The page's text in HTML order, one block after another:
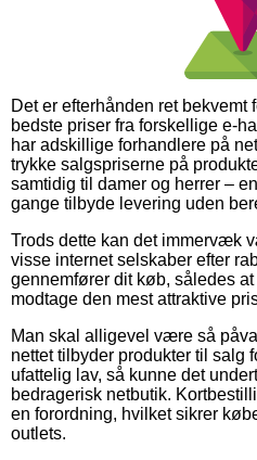
Det er efterhånden ret bekvemt
bedste priser fra forskellige e-
har adskillige forhandlere på
trykke salgspriserne på
samtidig til damer og herrer –
gange tilbyde levering uden
Trods dette kan det immervæk
visse internet selskaber efter
gennemfører dit køb, således
modtage den mest attraktive
Man skal alligevel være så
nettet tilbyder produkter til salg
ufattelig lav, så kunne det
bedragerisk netbutik.
en forordning, hvilket sikrer
outlets.